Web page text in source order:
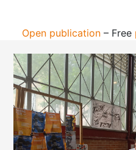
Open publication– Free